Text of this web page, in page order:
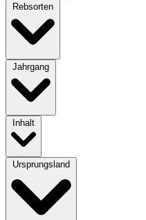
Rebsorten
Jahrgang
Inhalt
Ursprungsland